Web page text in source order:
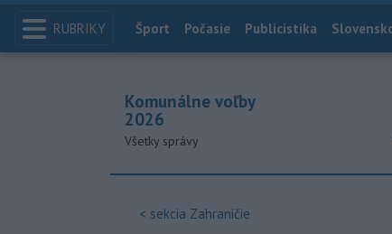
RUBRIKY Index
Šport Počasie Publicistika
Komunálne voľby
2026
Všetky správy
< sekcia Zahraničie